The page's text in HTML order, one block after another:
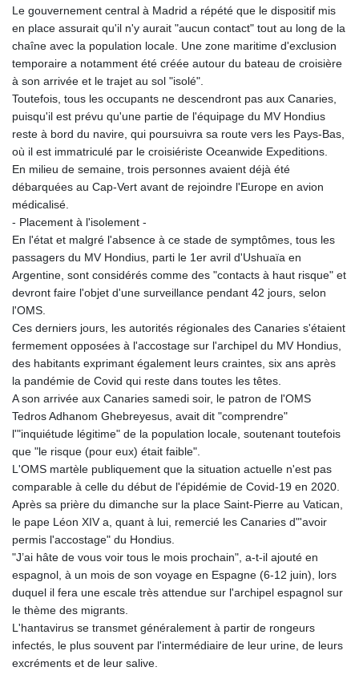
Le gouvernement central à Madrid a répété que le dispositif mis
en place assurait qu'il n'y aurait "aucun contact" tout au long de la
chaîne avec la population locale. Une zone maritime d'exclusion
temporaire a notamment été créée autour du bateau de croisière
à son arrivée et le trajet au sol "isolé".
Toutefois, tous les occupants ne descendront pas aux Canaries,
puisqu'il est prévu qu'une partie de l'équipage du MV Hondius
reste à bord du navire, qui poursuivra sa route vers les Pays-Bas,
où il est immatriculé par le croisiériste Oceanwide Expeditions.
En milieu de semaine, trois personnes avaient déjà été
débarquées au Cap-Vert avant de rejoindre l'Europe en avion
médicalisé.
- Placement à l'isolement -
En l'état et malgré l'absence à ce stade de symptômes, tous les
passagers du MV Hondius, parti le 1er avril d'Ushuaïa en
Argentine, sont considérés comme des "contacts à haut risque" et
devront faire l'objet d'une surveillance pendant 42 jours, selon
l'OMS.
Ces derniers jours, les autorités régionales des Canaries s'étaient
fermement opposées à l'accostage sur l'archipel du MV Hondius,
des habitants exprimant également leurs craintes, six ans après
la pandémie de Covid qui reste dans toutes les têtes.
A son arrivée aux Canaries samedi soir, le patron de l'OMS
Tedros Adhanom Ghebreyesus, avait dit "comprendre"
l'"inquiétude légitime" de la population locale, soutenant toutefois
que "le risque (pour eux) était faible".
L'OMS martèle publiquement que la situation actuelle n'est pas
comparable à celle du début de l'épidémie de Covid-19 en 2020.
Après sa prière du dimanche sur la place Saint-Pierre au Vatican,
le pape Léon XIV a, quant à lui, remercié les Canaries d"'avoir
permis l'accostage" du Hondius.
"J’ai hâte de vous voir tous le mois prochain", a-t-il ajouté en
espagnol, à un mois de son voyage en Espagne (6-12 juin), lors
duquel il fera une escale très attendue sur l'archipel espagnol sur
le thème des migrants.
L'hantavirus se transmet généralement à partir de rongeurs
infectés, le plus souvent par l'intermédiaire de leur urine, de leurs
excréments et de leur salive.